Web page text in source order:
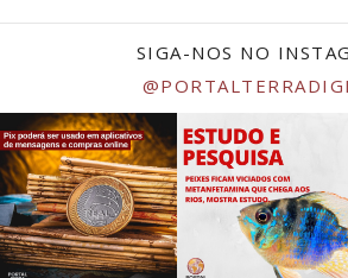
SIGA-NOS NO